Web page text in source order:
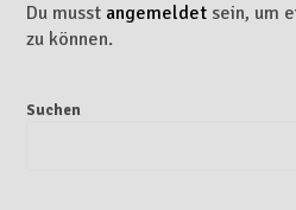
Du musst angemeldet sein, um
zu können.
Suchen